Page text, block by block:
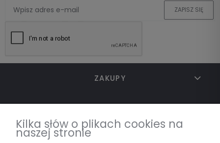
ZAPISZ SIĘ
ZAKUPY
Kilka słów o plikach cookies na
naszej stronie